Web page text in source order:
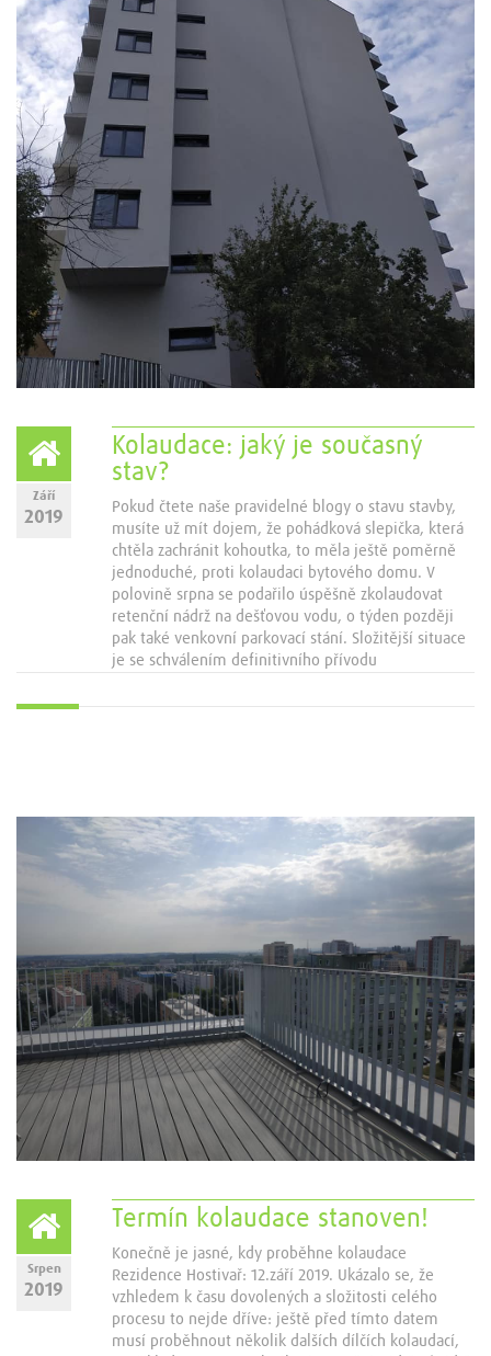
Září
2019
Kolaudace: jaký je současný
stav?
Pokud čtete naše pravidelné blogy o stavu stavby,
musíte už mít dojem, že pohádková slepička, která
chtěla zachránit kohoutka, to měla ještě poměrně
jednoduché, proti kolaudaci bytového domu. V
polovině srpna se podařilo úspěšně zkolaudovat
retenční nádrž na dešťovou vodu, o týden později
pak také venkovní parkovací stání. Složitější situace
je se schválením definitivního přívodu
Srpen
2019
Termín kolaudace stanoven!
Konečně je jasné, kdy proběhne kolaudace
Rezidence Hostivař: 12.září 2019. Ukázalo se, že
vzhledem k času dovolených a složitosti celého
procesu to nejde dříve: ještě před tímto datem
musí proběhnout několik dalších dílčích kolaudací,